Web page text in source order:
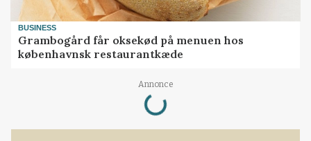
BUSINESS
Grambogård får oksekød på menuen hos
københavnsk restaurantkæde
Annonce
Loading...